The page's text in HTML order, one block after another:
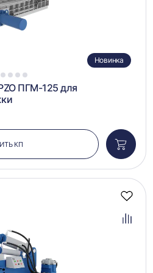
2 3 4 5
Новинка
ПГМ-125 для
КП
в